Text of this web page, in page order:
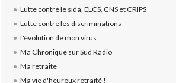
Lutte contre le sida, ELCS, CNS et CRIPS
Lutte contre les discriminations
L'évolution de mon virus
Ma Chronique sur Sud Radio
Ma retraite
Ma vie d'heureux retraité !